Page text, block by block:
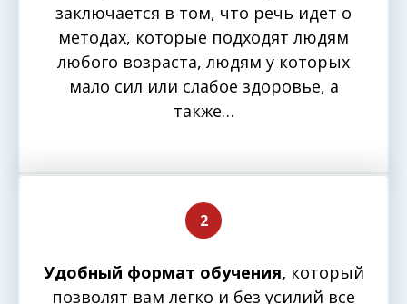
заключается в том, что речь идет о
методах, которые подходят людям
любого возраста, людям у которых
мало сил или слабое здоровье, а
также…
Удобный формат обучения, который
позволят вам легко и без усилий все